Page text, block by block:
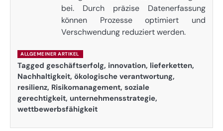
bei. Durch präzise Datenerfassung
können Prozesse optimiert und
Verschwendung reduziert werden.
ALLGEMEINER ARTIKEL
Tagged geschäftserfolg, innovation, lieferketten,
Nachhaltigkeit, ökologische verantwortung,
resilienz, Risikomanagement, soziale
gerechtigkeit, unternehmensstrategie,
wettbewerbsfähigkeit